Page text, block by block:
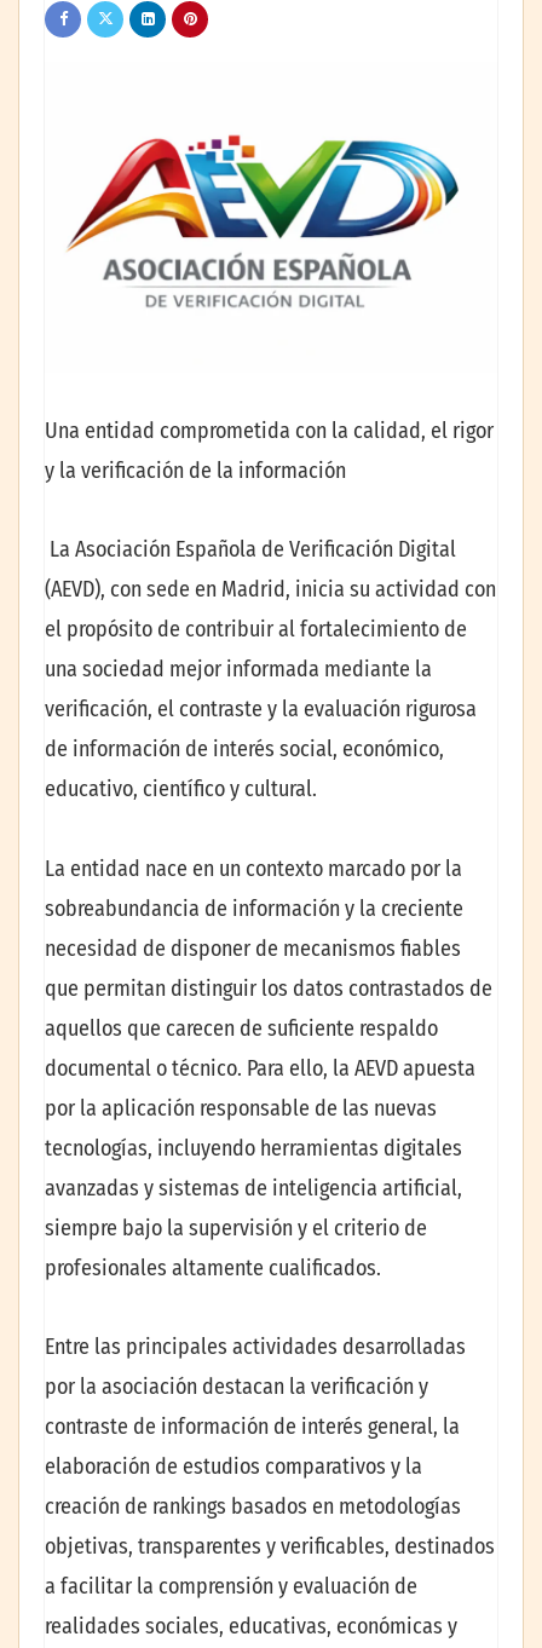
Una entidad comprometida con la calidad, el rigor
y la verificación de la información
La Asociación Española de Verificación Digital
(AEVD), con sede en Madrid, inicia su actividad con
el propósito de contribuir al fortalecimiento de
una sociedad mejor informada mediante la
verificación, el contraste y la evaluación rigurosa
de información de interés social, económico,
educativo, científico y cultural.
La entidad nace en un contexto marcado por la
sobreabundancia de información y la creciente
necesidad de disponer de mecanismos fiables
que permitan distinguir los datos contrastados de
aquellos que carecen de suficiente respaldo
documental o técnico. Para ello, la AEVD apuesta
por la aplicación responsable de las nuevas
tecnologías, incluyendo herramientas digitales
avanzadas y sistemas de inteligencia artificial,
siempre bajo la supervisión y el criterio de
profesionales altamente cualificados.
Entre las principales actividades desarrolladas
por la asociación destacan la verificación y
contraste de información de interés general, la
elaboración de estudios comparativos y la
creación de rankings basados en metodologías
objetivas, transparentes y verificables, destinados
a facilitar la comprensión y evaluación de
realidades sociales, educativas, económicas y